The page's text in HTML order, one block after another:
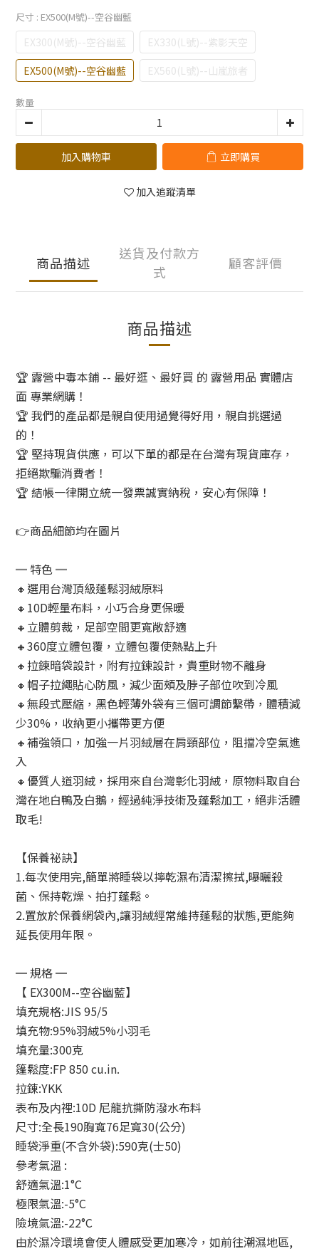
尺寸 : EX500(M號)--空谷幽藍
EX300(M號)--空谷幽藍
EX330(L號)--紫影天空
EX500(M號)--空谷幽藍
EX560(L號)--山嵐旅者
數量
加入購物車 立即購買
加入追蹤清單
商品描述
送貨及付款方
式
顧客評價
商品描述
🏆 露營中毒本鋪 -- 最好逛、最好買 的 露營用品 實體店
面 專業網購！
🏆 我們的產品都是親自使用過覺得好用，親自挑選過
的！
🏆 堅持現貨供應，可以下單的都是在台灣有現貨庫存，
拒絕欺騙消費者！
🏆 結帳一律開立統一發票誠實納稅，安心有保障！
👉商品細節均在圖片
═ 特色 ═
🔸選用台灣頂級蓬鬆羽絨原料
🔸10D輕量布料，小巧合身更保暖
🔸立體剪裁，足部空間更寬敞舒適
🔸360度立體包覆，立體包覆使熱點上升
🔸拉鍊暗袋設計，附有拉鍊設計，貴重財物不離身
🔸帽子拉繩貼心防風，減少面頰及脖子部位吹到冷風
🔸無段式壓縮，黑色輕薄外袋有三個可調節繫帶，體積減
少30%，收納更小攜帶更方便
🔸補強領口，加強一片羽絨層在肩頸部位，阻擋冷空氣進
入
🔸優質人道羽絨，採用來自台灣彰化羽絨，原物料取自台
灣在地白鴨及白鵝，經過純淨技術及蓬鬆加工，絕非活體
取毛!
【保養祕訣】
1.每次使用完,簡單將睡袋以擰乾濕布清潔擦拭,曝曬殺
菌、保持乾燥、拍打蓬鬆。
2.置放於保養網袋內,讓羽絨經常維持蓬鬆的狀態,更能夠
延長使用年限。
═ 規格 ═
【 EX300M--空谷幽藍】
填充規格:JIS 95/5
填充物:95%羽絨5%小羽毛
填充量:300克
篷鬆度:FP 850 cu.in.
拉錬:YKK
表布及内裡:10D 尼龍抗撕防潑水布料
尺寸:全長190胸寬76足寬30(公分)
睡袋淨重(不含外袋):590克(士50)
參考氣溫 :
舒適氣溫:1°C
極限氣溫:-5°C
險境氣溫:-22°C
由於濕冷環境會使人體感受更加寒冷，如前往潮濕地區,